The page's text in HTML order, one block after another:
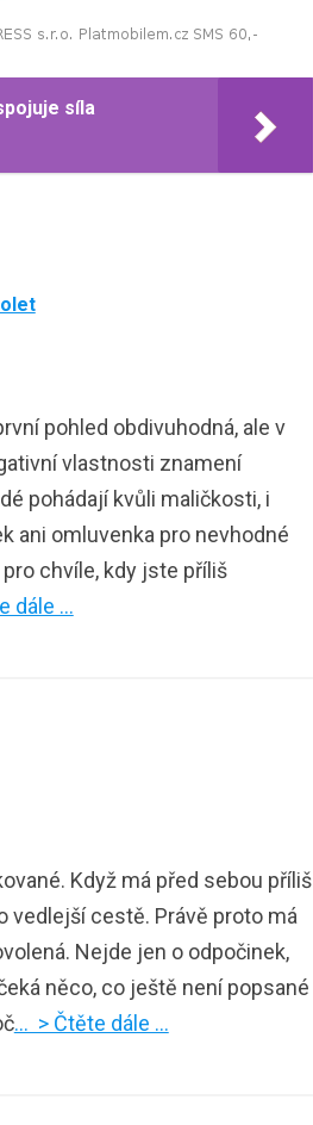
síla
pohled obdivuhodná, ale v
vlastnosti znamení
pohádají kvůli maličkosti, i
ani omluvenka pro nevhodné
chvíle, kdy jste příliš
dále …
Když má před sebou příliš
vedlejší cestě. Právě proto má
Nejde jen o odpočinek,
něco, co ještě není popsané
… > Čtěte dále …